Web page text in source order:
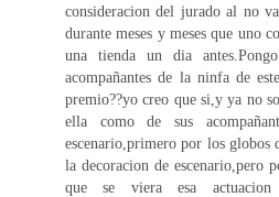
consideracion del jurado al no
durante meses y meses que uno
una tienda un dia
acompañantes de la ninfa de
premio??yo creo que si,y ya no
ella como de sus
escenario,primero por los globos
la decoracion de escenario,pero
que se viera esa